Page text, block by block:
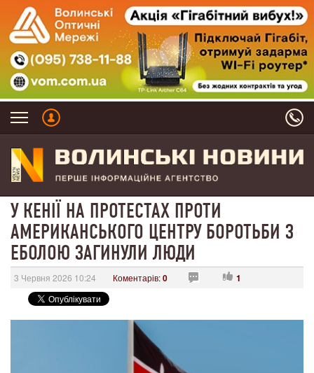
У КЕНІЇ НА ПРОТЕСТАХ ПРОТИ
АМЕРИКАНСЬКОГО ЦЕНТРУ БОРОТЬБИ З
ЕБОЛОЮ ЗАГИНУЛИ ЛЮДИ
3 Червня 2026 10:24 Коментарів:0 1